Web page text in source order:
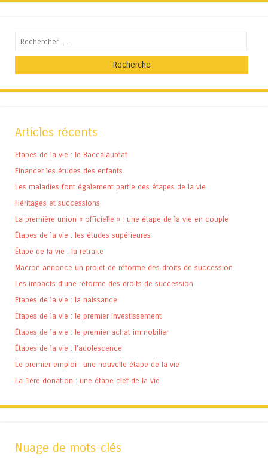
Recherche
Articles récents
Etapes de la vie : le Baccalauréat
Financer les études des enfants
Les maladies font également partie des étapes de la vie
Héritages et successions
La première union « officielle » : une étape de la vie en couple
Étapes de la vie : les études supérieures
Étape de la vie : la retraite
Macron annonce un projet de réforme des droits de succession
Les impacts d’une réforme des droits de succession
Etapes de la vie : la naissance
Etapes de la vie : le premier investissement
Étapes de la vie : le premier achat immobilier
Étapes de la vie : l’adolescence
Le premier emploi : une nouvelle étape de la vie
La 1ère donation : une étape clef de la vie
Nuage de mots-clés